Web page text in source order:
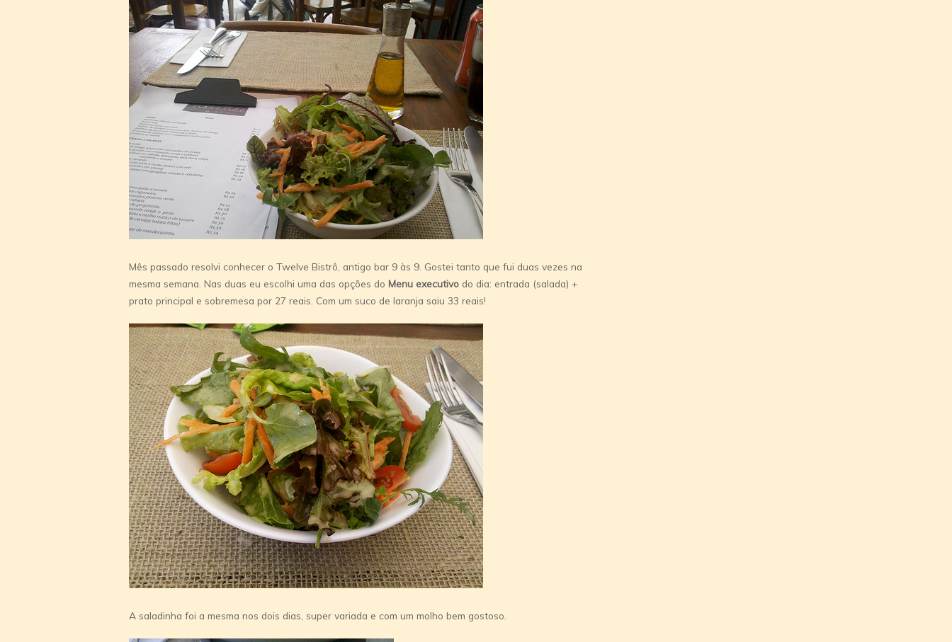
Mês passado resolvi conhecer o Twelve Bistrô, antigo bar 9 às 9. Gostei tanto que fui duas vezes na
mesma semana. Nas duas eu escolhi uma das opções do Menu executivo do dia: entrada (salada) +
prato principal e sobremesa por 27 reais. Com um suco de laranja saiu 33 reais!
A saladinha foi a mesma nos dois dias, super variada e com um molho bem gostoso.